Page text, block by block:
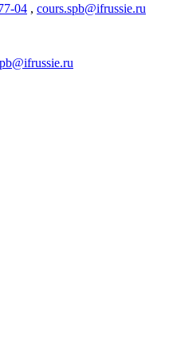
04 , cours.spb@ifrussie.ru